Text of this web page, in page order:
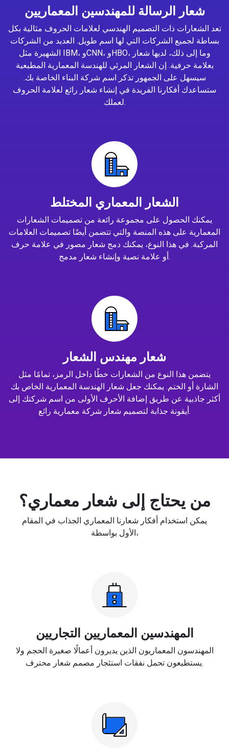
شعار الرسالة للمهندسين المعماريين
تعد الشعارات ذات التصميم الهندسي لعلامات الحروف مثالية بكل
بساطة لجميع الشركات التي لها اسم طويل. العديد من الشركات
الشهيرة مثل IBM، وCNN، وHBO، وما إلى ذلك، لديها شعار
بعلامة حرفية. إن الشعار المرئي للهندسة المعمارية المطبعية
سيسهل على الجمهور تذكر اسم شركة البناء الخاصة بك.
ستساعدك أفكارنا الفريدة في إنشاء شعار رائع لعلامة الحروف
لعملك.
الشعار المعماري المختلط
يمكنك الحصول على مجموعة رائعة من تصميمات الشعارات
المعمارية على هذه المنصة والتي تتضمن أيضًا تصميمات العلامات
المركبة. في هذا النوع، يمكنك دمج شعار مصور في علامة حرف
أو علامة نصية وإنشاء شعار مدمج.
شعار مهندس الشعار
يتضمن هذا النوع من الشعارات خطًا داخل الرمز، تمامًا مثل
الشارة أو الختم. يمكنك جعل شعار الهندسة المعمارية الخاص بك
أكثر جاذبية عن طريق إضافة الأحرف الأولى من اسم شركتك إلى
أيقونة جذابة لتصميم شعار شركة معمارية رائع.
من يحتاج إلى شعار معماري؟
يمكن استخدام أفكار شعارنا المعماري الجذاب في المقام
الأول بواسطة،
المهندسين المعماريين التجاريين
المهندسون المعماريون الذين يديرون أعمالًا صغيرة الحجم ولا
يستطيعون تحمل نفقات استئجار مصمم شعار محترف.